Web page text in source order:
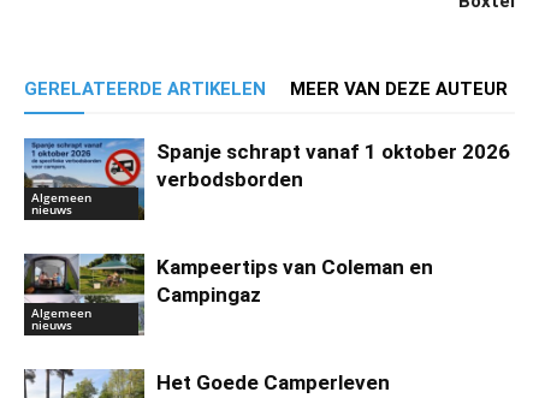
GERELATEERDE ARTIKELEN MEER VAN DEZE AUTEUR
Algemeen
nieuws
Spanje schrapt vanaf 1 oktober 2026
verbodsborden
Algemeen
nieuws
Kampeertips van Coleman en
Campingaz
Het Goede Camperleven